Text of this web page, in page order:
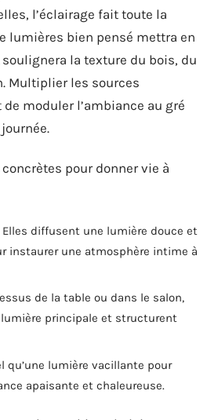
l’éclairage fait toute la
lumières bien pensé mettra en
la texture du bois, du
Multiplier les sources
moduler l’ambiance au gré
pour donner vie à
Elles diffusent une lumière douce et
instaurer une atmosphère intime à
de la table ou dans le salon,
principale et structurent
qu’une lumière vacillante pour
apaisante et chaleureuse.